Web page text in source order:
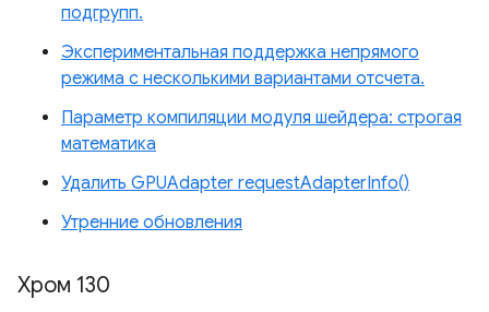
подгрупп.
Экспериментальная поддержка непрямого
режима с несколькими вариантами отсчета.
Параметр компиляции модуля шейдера: строгая
математика
Удалить GPUAdapter requestAdapterInfo()
Утренние обновления
Хром 130